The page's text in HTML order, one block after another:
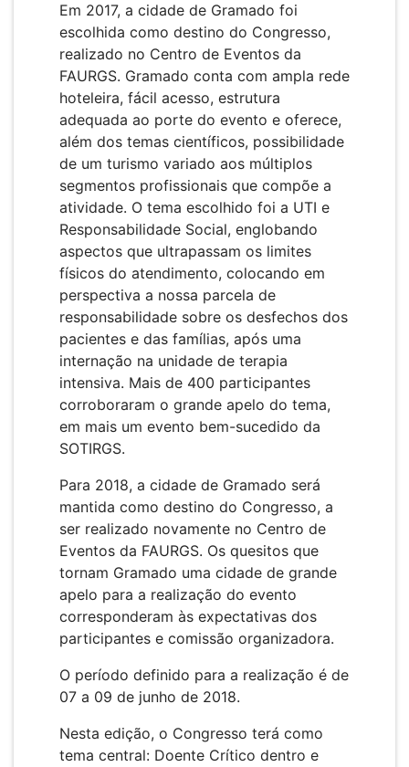
Em 2017, a cidade de Gramado foi
escolhida como destino do Congresso,
realizado no Centro de Eventos da
FAURGS. Gramado conta com ampla rede
hoteleira, fácil acesso, estrutura
adequada ao porte do evento e oferece,
além dos temas científicos, possibilidade
de um turismo variado aos múltiplos
segmentos profissionais que compõe a
atividade. O tema escolhido foi a UTI e
Responsabilidade Social, englobando
aspectos que ultrapassam os limites
físicos do atendimento, colocando em
perspectiva a nossa parcela de
responsabilidade sobre os desfechos dos
pacientes e das famílias, após uma
internação na unidade de terapia
intensiva. Mais de 400 participantes
corroboraram o grande apelo do tema,
em mais um evento bem-sucedido da
SOTIRGS.
Para 2018, a cidade de Gramado será
mantida como destino do Congresso, a
ser realizado novamente no Centro de
Eventos da FAURGS. Os quesitos que
tornam Gramado uma cidade de grande
apelo para a realização do evento
corresponderam às expectativas dos
participantes e comissão organizadora.
O período definido para a realização é de
07 a 09 de junho de 2018.
Nesta edição, o Congresso terá como
tema central: Doente Crítico dentro e